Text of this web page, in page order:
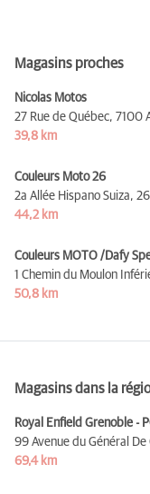
Magasins proches
Nicolas Motos
27 Rue de Québec, 7100
39,8 km
Couleurs Moto 26
2a Allée Hispano Suiza,
44,2 km
Couleurs MOTO /Dafy
1 Chemin du Moulon
50,8 km
Magasins dans la
Royal Enfield Grenoble -
99 Avenue du Général De
69,4 km